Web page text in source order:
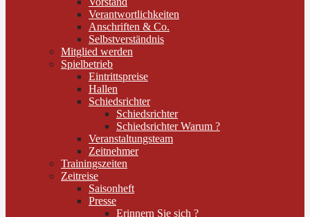
Verantwortlichkeiten
Anschriften & Co.
Selbstverständnis
Mitglied werden
Spielbetrieb
Eintrittspreise
Hallen
Schiedsrichter
Schiedsrichter
Schiedsrichter Warum ?
Veranstaltungsteam
Zeitnehmer
Trainingszeiten
Zeitreise
Saisonheft
Presse
Erinnern Sie sich ?